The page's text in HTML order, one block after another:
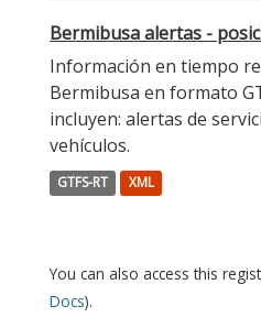
Bermibusa alertas -
Información en tiempo
Bermibusa en formato
incluyen: alertas de
vehículos.
GTFS-RT XML
You can also access this
Docs).